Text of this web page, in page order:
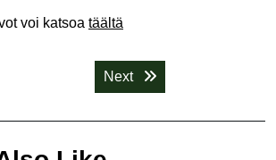
voi katsoa täältä
post: Next Next post: